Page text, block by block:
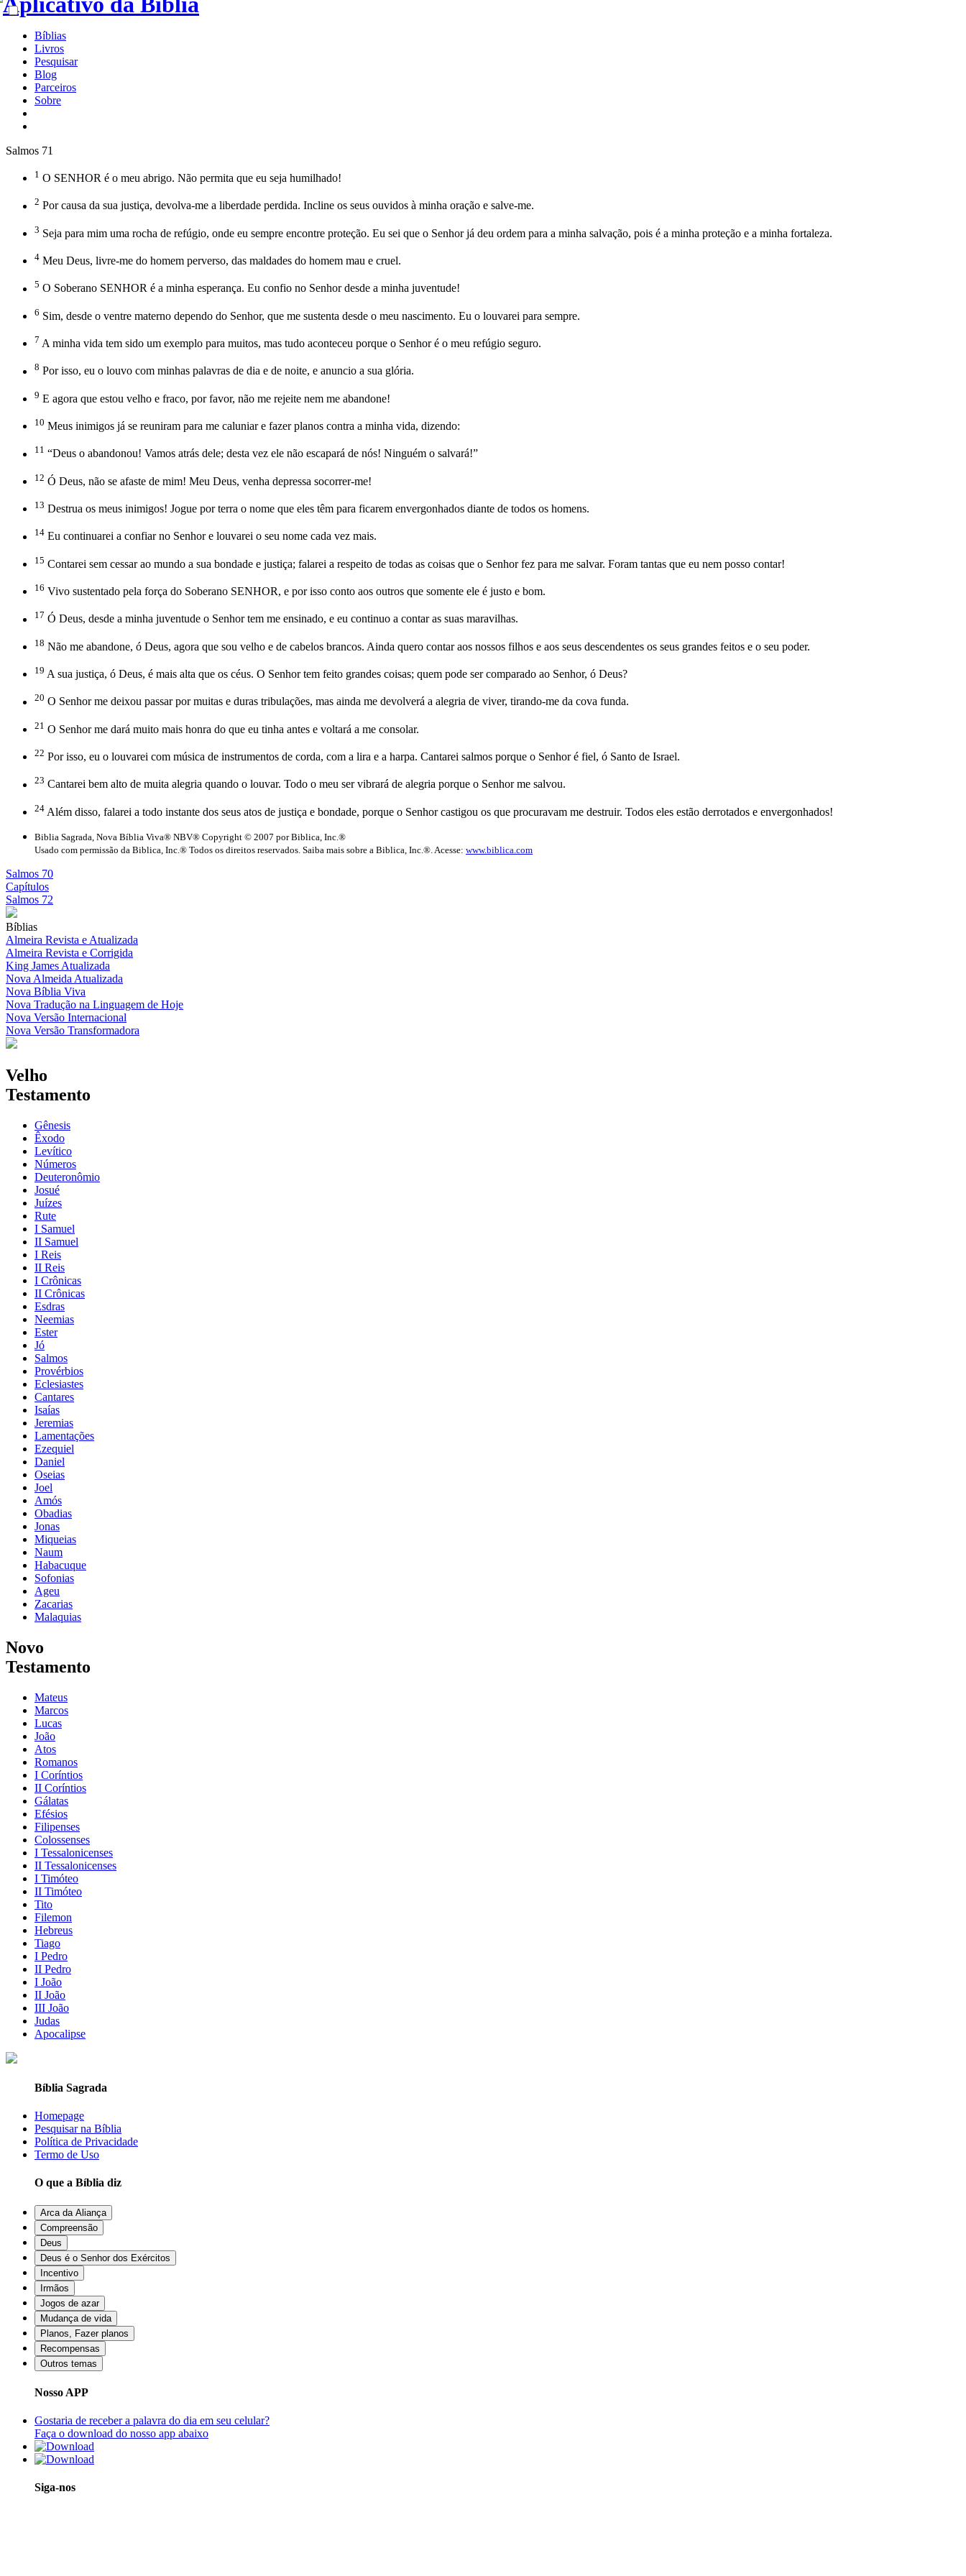
Bíblias
Livros
Pesquisar
Blog
Parceiros
Sobre
Salmos 71
1 O SENHOR é o meu abrigo. Não permita que eu seja humilhado!
2 Por causa da sua justiça, devolva-me a liberdade perdida. Incline os seus ouvidos à minha oração e salve-me.
3 Seja para mim uma rocha de refúgio, onde eu sempre encontre proteção. Eu sei que o Senhor já deu ordem para a minha salvação, pois é a minha proteção e a minha fortaleza.
4 Meu Deus, livre-me do homem perverso, das maldades do homem mau e cruel.
5 O Soberano SENHOR é a minha esperança. Eu confio no Senhor desde a minha juventude!
6 Sim, desde o ventre materno dependo do Senhor, que me sustenta desde o meu nascimento. Eu o louvarei para sempre.
7 A minha vida tem sido um exemplo para muitos, mas tudo aconteceu porque o Senhor é o meu refúgio seguro.
8 Por isso, eu o louvo com minhas palavras de dia e de noite, e anuncio a sua glória.
9 E agora que estou velho e fraco, por favor, não me rejeite nem me abandone!
10 Meus inimigos já se reuniram para me caluniar e fazer planos contra a minha vida, dizendo:
11 “Deus o abandonou! Vamos atrás dele; desta vez ele não escapará de nós! Ninguém o salvará!”
12 Ó Deus, não se afaste de mim! Meu Deus, venha depressa socorrer-me!
13 Destrua os meus inimigos! Jogue por terra o nome que eles têm para ficarem envergonhados diante de todos os homens.
14 Eu continuarei a confiar no Senhor e louvarei o seu nome cada vez mais.
15 Contarei sem cessar ao mundo a sua bondade e justiça; falarei a respeito de todas as coisas que o Senhor fez para me salvar. Foram tantas que eu nem posso contar!
16 Vivo sustentado pela força do Soberano SENHOR, e por isso conto aos outros que somente ele é justo e bom.
17 Ó Deus, desde a minha juventude o Senhor tem me ensinado, e eu continuo a contar as suas maravilhas.
18 Não me abandone, ó Deus, agora que sou velho e de cabelos brancos. Ainda quero contar aos nossos filhos e aos seus descendentes os seus grandes feitos e o seu poder.
19 A sua justiça, ó Deus, é mais alta que os céus. O Senhor tem feito grandes coisas; quem pode ser comparado ao Senhor, ó Deus?
20 O Senhor me deixou passar por muitas e duras tribulações, mas ainda me devolverá a alegria de viver, tirando-me da cova funda.
21 O Senhor me dará muito mais honra do que eu tinha antes e voltará a me consolar.
22 Por isso, eu o louvarei com música de instrumentos de corda, com a lira e a harpa. Cantarei salmos porque o Senhor é fiel, ó Santo de Israel.
23 Cantarei bem alto de muita alegria quando o louvar. Todo o meu ser vibrará de alegria porque o Senhor me salvou.
24 Além disso, falarei a todo instante dos seus atos de justiça e bondade, porque o Senhor castigou os que procuravam me destruir. Todos eles estão derrotados e envergonhados!
Biblia Sagrada, Nova Bíblia Viva® NBV® Copyright © 2007 por Biblica, Inc.®
Usado com permissão da Biblica, Inc.® Todos os direitos reservados. Saiba mais sobre a Biblica, Inc.®. Acesse: www.biblica.com
Salmos 70
Capítulos
Salmos 72
Bíblias
Almeira Revista e Atualizada
Almeira Revista e Corrigida
King James Atualizada
Nova Almeida Atualizada
Nova Bíblia Viva
Nova Tradução na Linguagem de Hoje
Nova Versão Internacional
Nova Versão Transformadora
Velho
Testamento
Gênesis
Êxodo
Levítico
Números
Deuteronômio
Josué
Juízes
Rute
I Samuel
II Samuel
I Reis
II Reis
I Crônicas
II Crônicas
Esdras
Neemias
Ester
Jó
Salmos
Provérbios
Eclesiastes
Cantares
Isaías
Jeremias
Lamentações
Ezequiel
Daniel
Oseias
Joel
Amós
Obadias
Jonas
Miqueias
Naum
Habacuque
Sofonias
Ageu
Zacarias
Malaquias
Novo
Testamento
Mateus
Marcos
Lucas
João
Atos
Romanos
I Coríntios
II Coríntios
Gálatas
Efésios
Filipenses
Colossenses
I Tessalonicenses
II Tessalonicenses
I Timóteo
II Timóteo
Tito
Filemon
Hebreus
Tiago
I Pedro
II Pedro
I João
II João
III João
Judas
Apocalipse
Bíblia Sagrada
Homepage
Pesquisar na Bíblia
Política de Privacidade
Termo de Uso
O que a Bíblia diz
Arca da Aliança
Compreensão
Deus
Deus é o Senhor dos Exércitos
Incentivo
Irmãos
Jogos de azar
Mudança de vida
Planos, Fazer planos
Recompensas
Outros temas
Nosso APP
Gostaria de receber a palavra do dia em seu celular?
Faça o download do nosso app abaixo
Siga-nos